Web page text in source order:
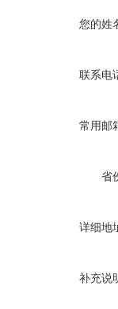
您的姓
联系电
常用邮
省
详细地
补充说